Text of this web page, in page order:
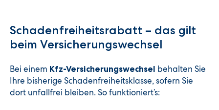
Schadenfreiheitsrabatt – das gilt
beim Versicherungswechsel
Bei einem Kfz-Versicherungswechsel behalten Sie
Ihre bisherige Schadenfreiheitsklasse, sofern Sie
dort unfallfrei bleiben. So funktioniert’s: